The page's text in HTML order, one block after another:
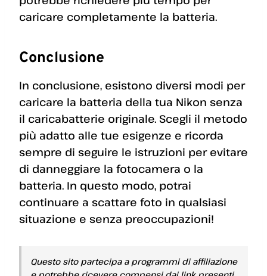
caricare completamente la batteria.
Conclusione
In conclusione, esistono diversi modi per
caricare la batteria della tua Nikon senza
il caricabatterie originale. Scegli il metodo
più adatto alle tue esigenze e ricorda
sempre di seguire le istruzioni per evitare
di danneggiare la fotocamera o la
batteria. In questo modo, potrai
continuare a scattare foto in qualsiasi
situazione e senza preoccupazioni!
Questo sito partecipa a programmi di affiliazione